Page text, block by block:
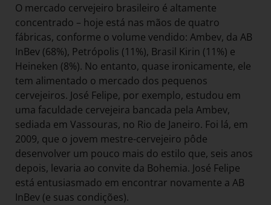
O mercado cervejeiro brasileiro é altamente
concentrado – hoje está nas mãos de quatro
fábricas, conforme o volume vendido: Ambev, da AB
InBev (68%), Petrópolis (11%), Brasil Kirin (11%) e
Heineken (8%). No entanto, quase ironicamente, ele
tem alimentado o mercado dos pequenos
cervejeiros. José Felipe, por exemplo, estudou em
uma faculdade cervejeira bancada pela Ambev,
sediada em Vassouras, no Rio de Janeiro. Foi lá, em
2009, que o jovem mestre-cervejeiro pôde
desenvolver um pouco mais do estilo que, seis anos
depois, levaria ao convite da Bohemia. José Felipe
está entusiasmado em encontrar novamente a AB
InBev (e suas condições).